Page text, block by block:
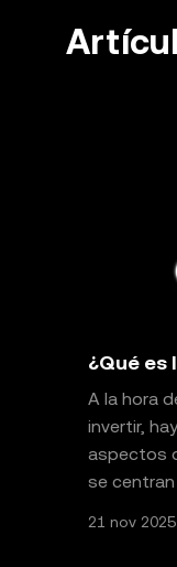
¿Qué es
A la hora
invertir,
aspectos
se
21 nov 2025